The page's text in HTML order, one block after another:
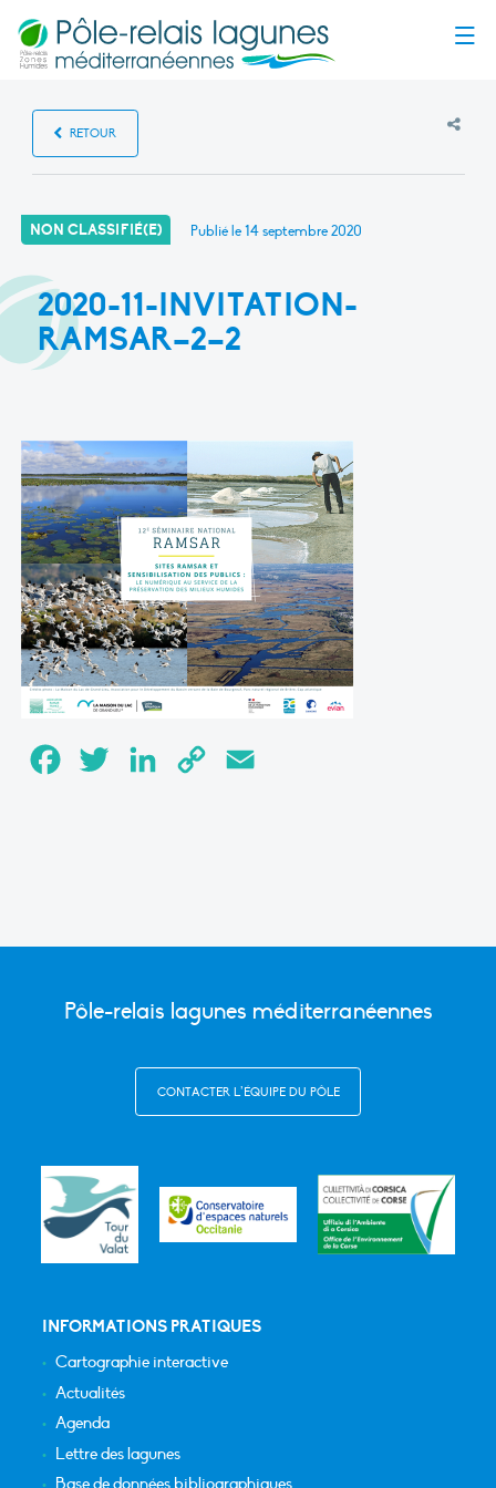
RETOUR
NON CLASSIFIÉ(E) Publié le14 septembre 2020
2020-11-INVITATION-
RAMSAR–2–2
FacebookTwitter LinkedInCopy
Pôle-relais lagunes méditerranéennes
CONTACTER L’ÉQUIPE DU PÔLE
INFORMATIONS PRATIQUES
Cartographie interactive
Actualités
Agenda
Lettre des lagunes
Base de données bibliographiques